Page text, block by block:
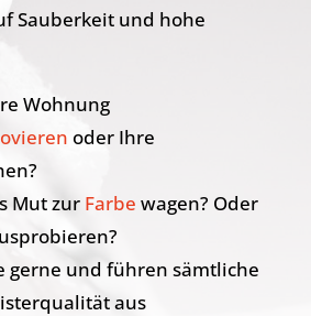
Sauberkeit und hohe
Wohnung
oder Ihre
Mut zur Farbe wagen? Oder
gerne und führen sämtliche
aus